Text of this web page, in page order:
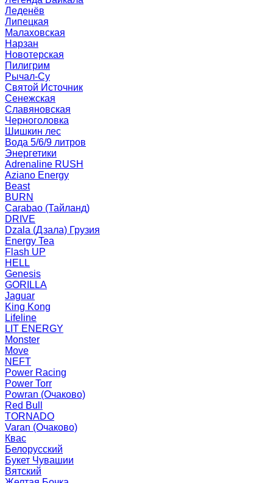
Леденёв
Липецкая
Малаховская
Нарзан
Новотерская
Пилигрим
Рычал-Су
Святой Источник
Сенежская
Славяновская
Черноголовка
Шишкин лес
Вода 5/6/9 литров
Энергетики
Adrenaline RUSH
Aziano Energy
Beast
BURN
Carabao (Тайланд)
DRIVE
Dzala (Дзала) Грузия
Energy Tea
Flash UP
HELL
Genesis
GORILLA
Jaguar
King Kong
Lifeline
LIT ENERGY
Monster
Move
NEFT
Power Racing
Power Torr
Powran (Очаково)
Red Bull
TORNADO
Varan (Очаково)
Квас
Белорусский
Букет Чувашии
Вятский